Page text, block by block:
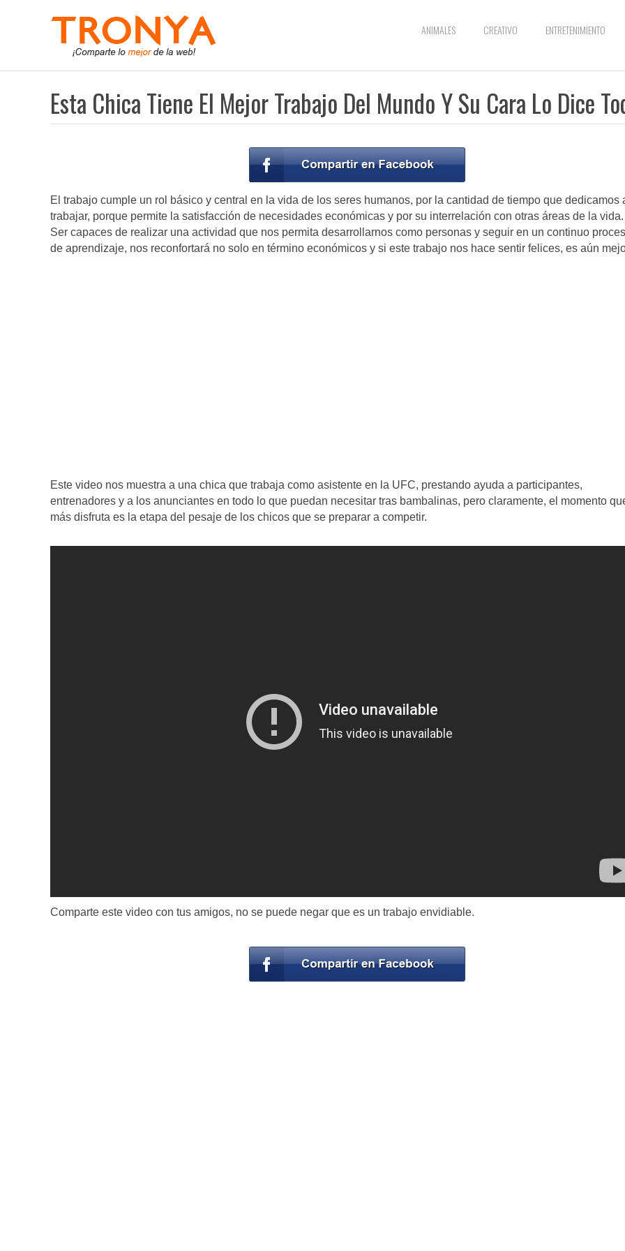
ANIMALES CREATIVO ENTRETENIMIENTO
Esta Chica Tiene El Mejor Trabajo Del Mundo Y Su Cara Lo Dice
El trabajo cumple un rol básico y central en la vida de los seres humanos, por la cantidad de tiempo que dedicamos
trabajar, porque permite la satisfacción de necesidades económicas y por su interrelación con otras áreas de la vida.
Ser capaces de realizar una actividad que nos permita desarrollarnos como personas y seguir en un continuo
de aprendizaje, nos reconfortará no solo en término económicos y si este trabajo nos hace sentir felices, es aún
Este video nos muestra a una chica que trabaja como asistente en la UFC, prestando ayuda a participantes,
entrenadores y a los anunciantes en todo lo que puedan necesitar tras bambalinas, pero claramente, el momento
más disfruta es la etapa del pesaje de los chicos que se preparar a competir.
Comparte este video con tus amigos, no se puede negar que es un trabajo envidiable.